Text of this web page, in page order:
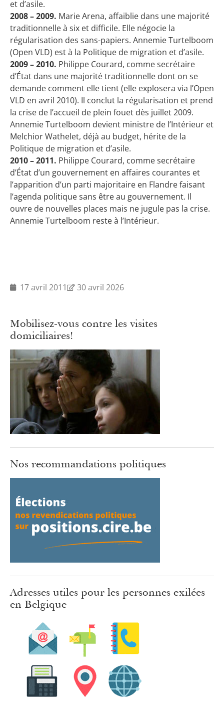
et d’asile.
2008 – 2009. Marie Arena, affaiblie dans une majorité
traditionnelle à six et difficile. Elle négocie la
régularisation des sans-papiers. Annemie Turtelboom
(Open VLD) est à la Politique de migration et d’asile.
2009 – 2010. Philippe Courard, comme secrétaire
d’État dans une majorité traditionnelle dont on se
demande comment elle tient (elle explosera via l’Open
VLD en avril 2010). Il conclut la régularisation et prend
la crise de l’accueil de plein fouet dès juillet 2009.
Annemie Turtelboom devient ministre de l’Intérieur et
Melchior Wathelet, déjà au budget, hérite de la
Politique de migration et d’asile.
2010 – 2011. Philippe Courard, comme secrétaire
d’État d’un gouvernement en affaires courantes et
l’apparition d’un parti majoritaire en Flandre faisant
l’agenda politique sans être au gouvernement. Il
ouvre de nouvelles places mais ne jugule pas la crise.
Annemie Turtelboom reste à l’Intérieur.
17 avril 2011 30 avril 2026
Mobilisez-vous contre les visites
domiciliaires!
Nos recommandations politiques
Adresses utiles pour les personnes exilées
en Belgique